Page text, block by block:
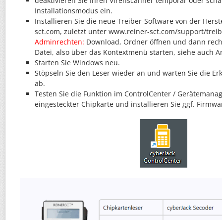
Installationsmodus ein.
Installieren Sie die neue Treiber-Software von der
sct.com, zuletzt unter www.reiner-sct.com/support/
Adminrechten: Download, Ordner öffnen und dann
Datei, also über das Kontextmenü starten, siehe auch
Starten Sie Windows neu.
Stöpseln Sie den Leser wieder an und warten Sie die
ab.
Testen Sie die Funktion im ControlCenter /
eingesteckter Chipkarte und installieren Sie ggf.